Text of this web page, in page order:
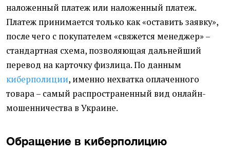
наложенный платеж или наложенный платеж.
Платеж принимается только как «оставить заявку»,
после чего с покупателем «свяжется менеджер» –
стандартная схема, позволяющая дальнейший
перевод на карточку физлица. По данным
киберполиции, именно нехватка оплаченного
товара – самый распространенный вид онлайн-
мошенничества в Украине.
Обращение в киберполицию